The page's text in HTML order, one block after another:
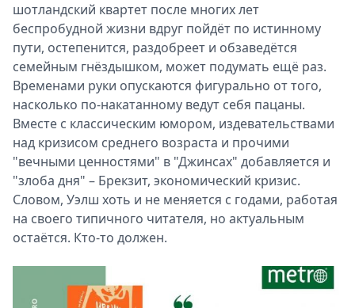
шотландский квартет после многих лет
беспробудной жизни вдруг пойдёт по истинному
пути, остепенится, раздобреет и обзаведётся
семейным гнёздышком, может подумать ещё раз.
Временами руки опускаются фигурально от того,
насколько по-накатанному ведут себя пацаны.
Вместе с классическим юмором, издевательствами
над кризисом среднего возраста и прочими
"вечными ценностями" в "Джинсах" добавляется и
"злоба дня" – Брекзит, экономический кризис.
Словом, Уэлш хоть и не меняется с годами, работая
на своего типичного читателя, но актуальным
остаётся. Кто-то должен.